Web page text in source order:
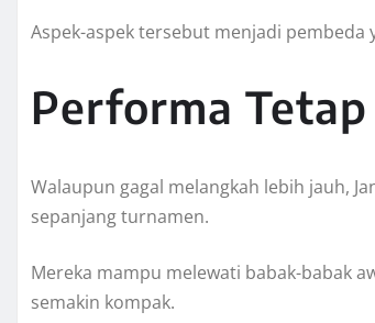
Aspek-aspek tersebut menjadi
Performa
Walaupun gagal melangkah lebih jauh,
sepanjang turnamen.
Mereka mampu melewati babak-babak
semakin kompak.